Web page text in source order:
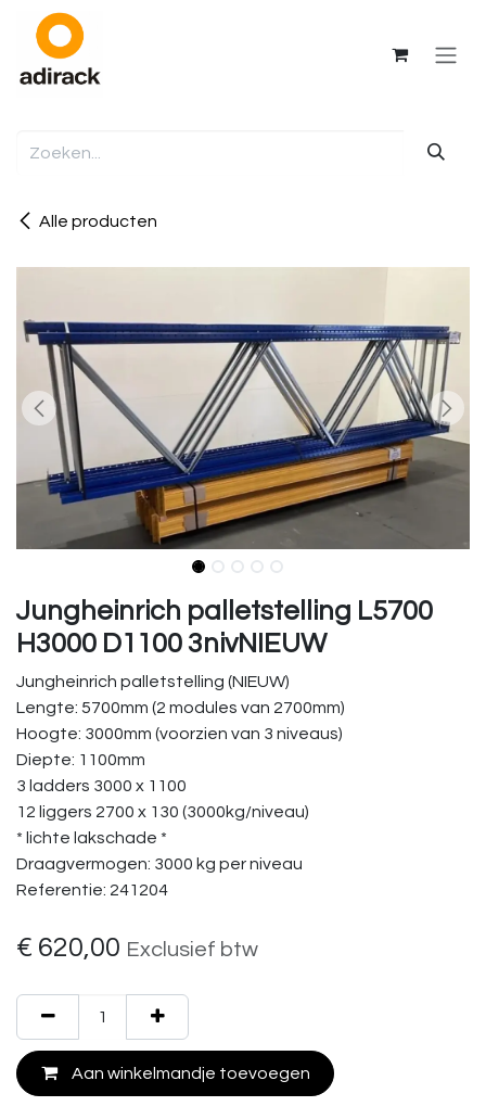
Overslaan naar inhoud
Alle producten
Jungheinrich palletstelling L5700
H3000 D1100 3nivNIEUW
Jungheinrich palletstelling (NIEUW)
Lengte: 5700mm (2 modules van 2700mm)
Hoogte: 3000mm (voorzien van 3 niveaus)
Diepte: 1100mm
3 ladders 3000 x 1100
12 liggers 2700 x 130 (3000kg/niveau)
* lichte lakschade *
Draagvermogen: 3000 kg per niveau
Referentie: 241204
€ 620,00 Exclusief btw
Aan winkelmandje toevoegen